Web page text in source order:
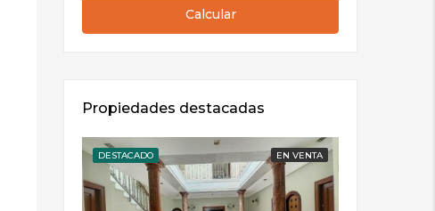
Calcular
Propiedades destacadas
DESTACADO EN VENTA